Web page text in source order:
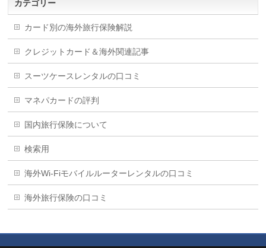
カテゴリー
カード別の海外旅行保険解説
クレジットカード＆海外関連記事
スーツケースレンタルの口コミ
マネパカードの評判
国内旅行保険について
検索用
海外Wi-Fiモバイルルーターレンタルの口コミ
海外旅行保険の口コミ